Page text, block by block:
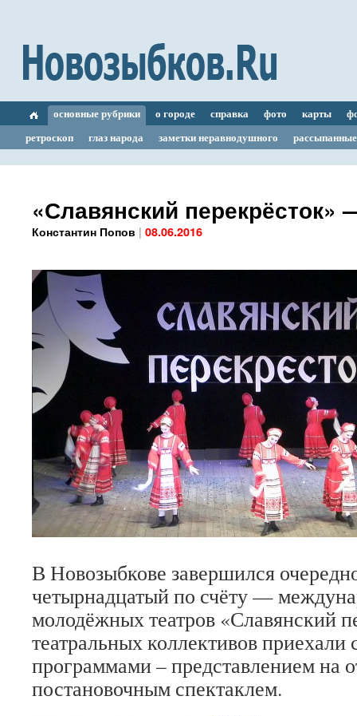
основные рубрики о городе справка фото карты
ретроскоп
глаз народа заметки неравнодушного
«Славянский перекрёсток»
Константин Попов | 08.06.2016
В Новозыбкове завершился
четырнадцатый по счёту —
молодёжных театров «Славянский
театральных коллективов приехали
программами – представлением на
постановочным спектаклем.